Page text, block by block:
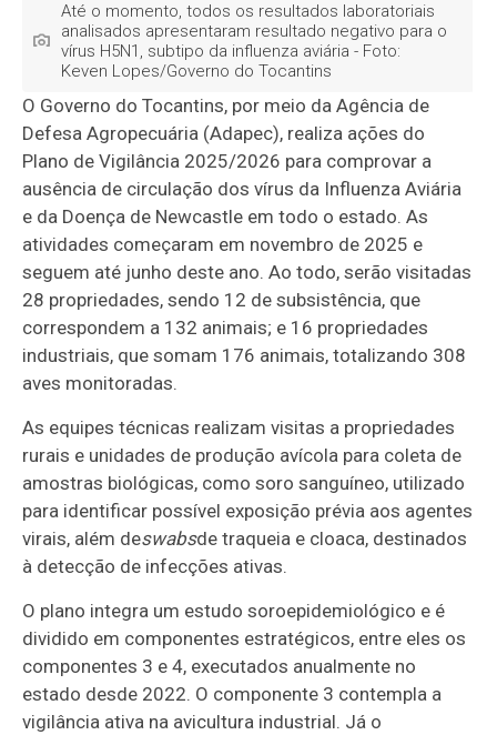
Até o momento, todos os resultados laboratoriais
analisados apresentaram resultado negativo para o
vírus H5N1, subtipo da influenza aviária - Foto:
Keven Lopes/Governo do Tocantins
O Governo do Tocantins, por meio da Agência de
Defesa Agropecuária (Adapec), realiza ações do
Plano de Vigilância 2025/2026 para comprovar a
ausência de circulação dos vírus da Influenza Aviária
e da Doença de Newcastle em todo o estado. As
atividades começaram em novembro de 2025 e
seguem até junho deste ano. Ao todo, serão visitadas
28 propriedades, sendo 12 de subsistência, que
correspondem a 132 animais; e 16 propriedades
industriais, que somam 176 animais, totalizando 308
aves monitoradas.
As equipes técnicas realizam visitas a propriedades
rurais e unidades de produção avícola para coleta de
amostras biológicas, como soro sanguíneo, utilizado
para identificar possível exposição prévia aos agentes
virais, além deswabsde traqueia e cloaca, destinados
à detecção de infecções ativas.
O plano integra um estudo soroepidemiológico e é
dividido em componentes estratégicos, entre eles os
componentes 3 e 4, executados anualmente no
estado desde 2022. O componente 3 contempla a
vigilância ativa na avicultura industrial. Já o